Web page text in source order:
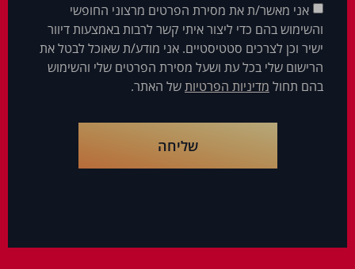
אני מאשר/ת את מסירת הפרטים מרצוני החופשי
והשימוש בהם כדי ליצור איתי קשר לרבות באמצעות דיוור
ישיר וכן לצרכים סטטיסטיים. אני מודע/ת שאוכל לבטל את
הרישום שלי בכל עת ושעל מסירת הפרטים שלי והשימוש
בהם תחול מדיניות הפרטיותשל האתר.
שליחה